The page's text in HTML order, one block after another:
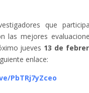
que
las mejores
jueves 13 de
enlace:
PbTRj7yZceo